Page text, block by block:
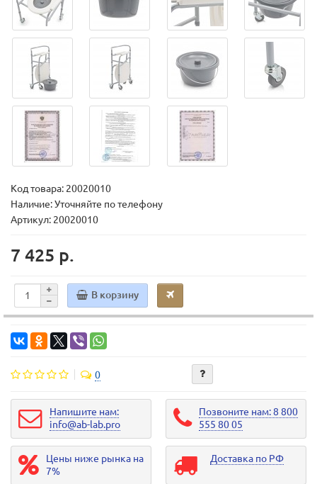
Код товара: 20020010
Наличие: Уточняйте по телефону
Артикул: 20020010
7 425 р.
В корзину
0
Напишите нам:
info@ab-lab.pro
Позвоните нам: 8 800
555 80 05
Цены ниже рынка на
7%
Доставка по РФ